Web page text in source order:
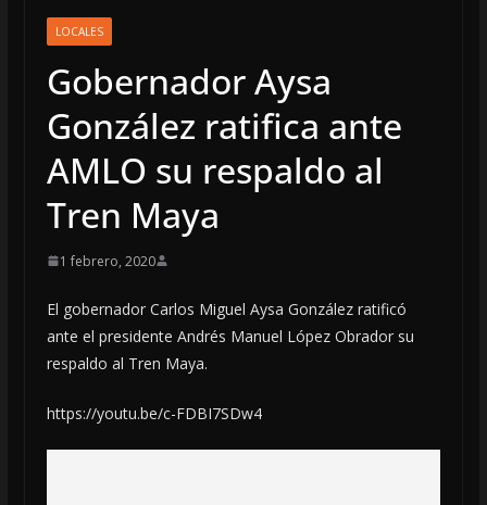
LOCALES
Gobernador Aysa
González ratifica ante
AMLO su respaldo al
Tren Maya
1 febrero, 2020
El gobernador Carlos Miguel Aysa González ratificó
ante el presidente Andrés Manuel López Obrador su
respaldo al Tren Maya.
https://youtu.be/c-FDBI7SDw4